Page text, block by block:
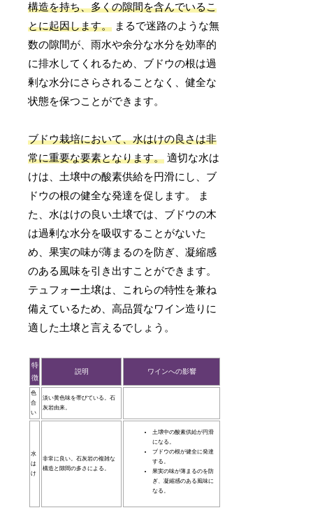
構造を持ち、多くの隙間を含んでいるこ
とに起因します。 まるで迷路のような無
数の隙間が、雨水や余分な水分を効率的
に排水してくれるため、ブドウの根は過
剰な水分にさらされることなく、健全な
状態を保つことができます。
ブドウ栽培において、水はけの良さは非
常に重要な要素となります。 適切な水は
けは、土壌中の酸素供給を円滑にし、ブ
ドウの根の健全な発達を促します。 ま
た、水はけの良い土壌では、ブドウの木
は過剰な水分を吸収することがないた
め、果実の味が薄まるのを防ぎ、凝縮感
のある風味を引き出すことができます。
テュフォー土壌は、これらの特性を兼ね
備えているため、高品質なワイン造りに
適した土壌と言えるでしょう。
特
徴
説明 ワインへの影響
色
合
い
淡い黄色味を帯びている。石
灰岩由来。
水
は
け
非常に良い。石灰岩の複雑な
構造と隙間の多さによる。
土壌中の酸素供給が円滑
になる。
ブドウの根が健全に発達
する。
果実の味が薄まるのを防
ぎ、凝縮感のある風味に
なる。